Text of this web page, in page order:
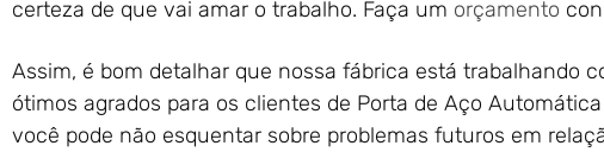
certeza de que vai amar o trabalho. Faça um orçamento
Assim, é bom detalhar que nossa fábrica está trabalhando
ótimos agrados para os clientes de Porta de Aço
você pode não esquentar sobre problemas futuros em